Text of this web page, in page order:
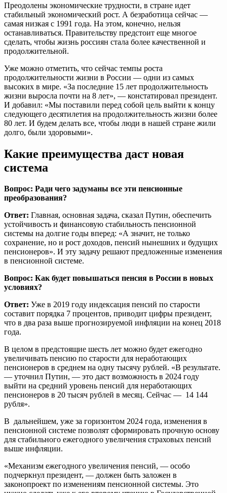
Преодолены экономические трудности, в стране идет
стабильный экономический рост. А безработица сейчас —
самая низкая с 1991 года. На этом, конечно, нельзя
останавливаться. Правительству предстоит еще многое
сделать, чтобы жизнь россиян стала более качественной и
продолжительной.
Уже можно отметить, что сейчас темпы роста
продолжительности жизни в России — одни из самых
высоких в мире. «За последние 15 лет продолжительность
жизни выросла почти на 8 лет», — констатировал президент.
И добавил: «Мы поставили перед собой цель выйти к концу
следующего десятилетия на продолжительность жизни более
80 лет. И будем делать все, чтобы люди в нашей стране жили
долго, были здоровыми».
Какие преимущества даст новая
система
Вопрос: Ради чего задуманы все эти пенсионные
преобразования?
Ответ: Главная, основная задача, сказал Путин, обеспечить
устойчивость и финансовую стабильность пенсионной
системы на долгие годы вперед: «А значит, не только
сохранение, но и рост доходов, пенсий нынешних и будущих
пенсионеров». И эту задачу решают предложенные изменения
в пенсионной системе.
Вопрос: Как будет повышаться пенсия в России в новых
условиях?
Ответ: Уже в 2019 году индексация пенсий по старости
составит порядка 7 процентов, приводит цифры президент,
что в два раза выше прогнозируемой инфляции на конец 2018
года.
В целом в предстоящие шесть лет можно будет ежегодно
увеличивать пенсию по старости для неработающих
пенсионеров в среднем на одну тысячу рублей. «В результате.
— уточнил Путин, — это даст возможность в 2024 году
выйти на средний уровень пенсий для неработающих
пенсионеров в 20 тысяч рублей в месяц. Сейчас — 14 144
рубля».
В дальнейшем, уже за горизонтом 2024 года, изменения в
пенсионной системе позволят сформировать прочную основу
для стабильного ежегодного увеличения страховых пенсий
выше инфляции.
«Механизм ежегодного увеличения пенсий, — особо
подчеркнул президент, — должен быть заложен в
законопроект по изменениям пенсионной системы. Это